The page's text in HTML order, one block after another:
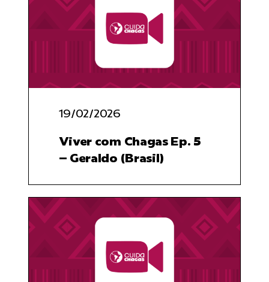
19/02/2026
Viver com Chagas Ep. 5
– Geraldo (Brasil)